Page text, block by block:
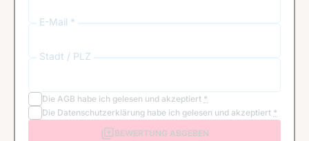
E-Mail *
Stadt / PLZ
Die AGB habe ich gelesen und akzeptiert *
Die Datenschutzerklärung habe ich gelesen und akzeptiert *
BEWERTUNG ABGEBEN